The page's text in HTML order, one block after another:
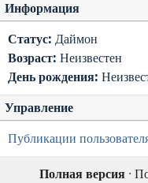
Информация
Статус: Даймон
Возраст: Неизвестен
День рождения:
Управление
Публикации
Полная версия ·